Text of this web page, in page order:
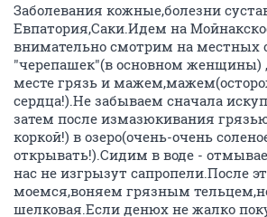
Заболевания кожные,болезни
Евпатория,Саки.Идем на
внимательно смотрим на местных
"черепашек"(в основном женщины)
месте грязь и
сердца!).Не забываем сначала
затем после измазюкивания
коркой!) в озеро(очень-очень
открывать!).Сидим в воде -
нас не изгрызут сапропели.После
моемся,воняем грязным
шелковая.Если денюх не жалко